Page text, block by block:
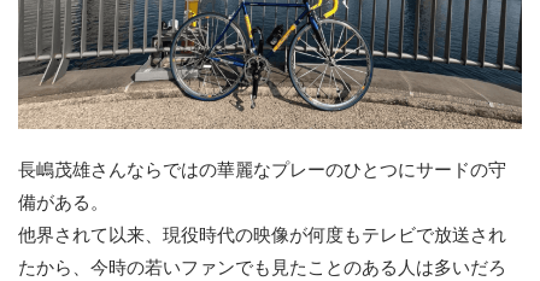
長嶋茂雄さんならではの華麗なプレーのひとつにサードの守
備がある。
他界されて以来、現役時代の映像が何度もテレビで放送され
たから、今時の若いファンでも見たことのある人は多いだろ